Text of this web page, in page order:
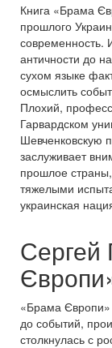
Книга «Брама
прошлого
современность.
античности до
сухом языке
осмыслить
Плохий,
Гарвардском
Шевченковскую
заслуживает
прошлое
тяжелыми
украинская
«Брама Європи»
до событий,
столкнулась с